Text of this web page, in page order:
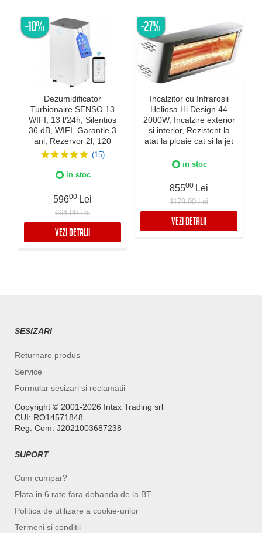
-10%
Dezumidificator
Turbionaire SENSO 13
WIFI, 13 l/24h, Silentios
36 dB, WIFI, Garantie 3
ani, Rezervor 2l, 120
m³/h, Control digital,
Indicator luminos
umiditate, Timer, Display
(15)
in stoc
59600 Lei
664.00 Lei
VEZI DETALII
-27%
Incalzitor cu Infrarosii
Heliosa Hi Design 44
2000W, Incalzire exterior
si interior, Rezistent la
atat la ploaie cat si la jet
Culoare Alba, IPX5
in stoc
85500 Lei
1179.00 Lei
VEZI DETALII
SESIZARI
Returnare produs
Service
Formular sesizari si reclamatii
Copyright ©️ 2001-2026 Intax Trading srl
CUI: RO14571848
Reg. Com. J2021003687238
SUPORT
Cum cumpar?
Plata in 6 rate fara dobanda de la BT
Politica de utilizare a cookie-urilor
Termeni si conditii